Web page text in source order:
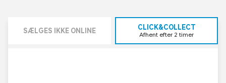
SÆLGES IKKE ONLINE CLICK&COLLECT
Afhent efter 2 timer